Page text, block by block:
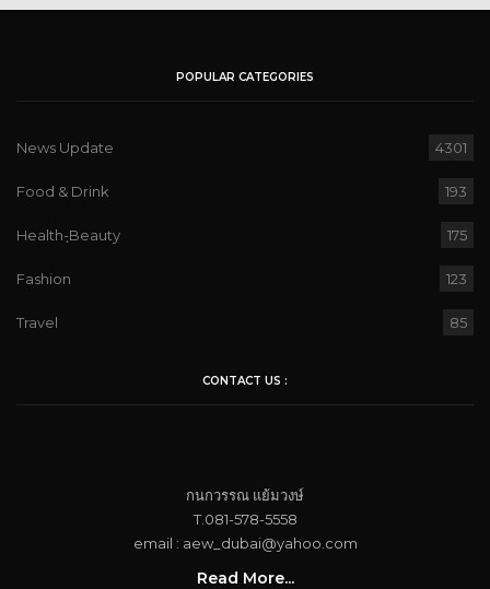
POPULAR CATEGORIES
News Update 4301
Food & Drink 193
Health-ฺBeauty 175
Fashion 123
Travel 85
CONTACT US :
กนกวรรณ​ แย้ม​วงษ์
T.081-578-5558
email : aew_dubai@yahoo.com​
Read More...